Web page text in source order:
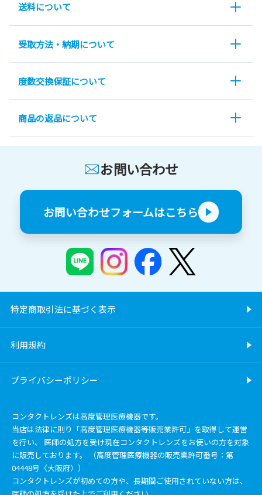
送料について
受取方法・納期について
度数交換保証について
商品の返品について
お問い合わせ
お問い合わせフォームはこちら
特定商取引法に基づく表示
利用規約
プライバシーポリシー
コンタクトレンズは高度管理医療機器です。
当店は法律に則り「高度管理医療機器等販売業許可」を取得して運営
を行い、 医師の処方を受け現在コンタクトレンズをお使いの方を対象
に販売しております。 （高度管理医療機器の販売業許可番号：第
04448号〈大阪府〉）
コンタクトレンズが初めての方や、長期間ご使用されていない方は、